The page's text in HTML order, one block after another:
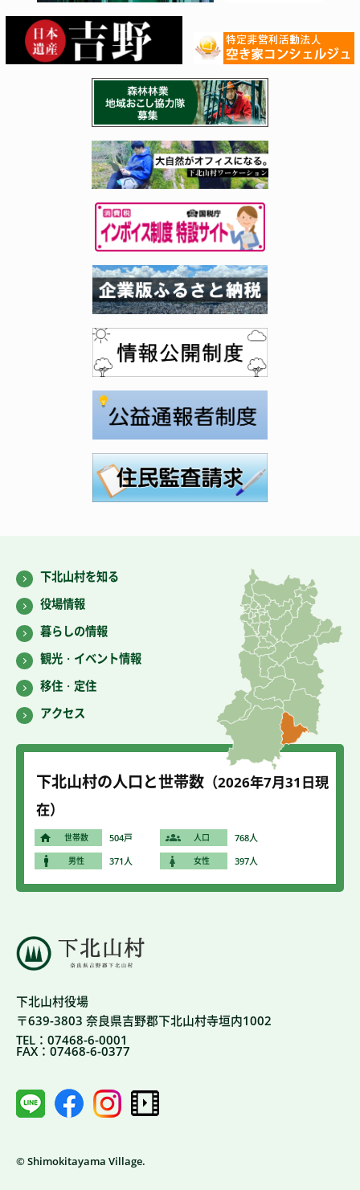
下北山村役場
〒639-3803 奈良県吉野郡下北山村寺垣内1002
TEL：07468-6-0001
FAX：07468-6-0377
© Shimokitayama Village.
下北山村を知る
役場情報
暮らしの情報
観光・イベント情報
移住・定住
アクセス
下北山村の人口と世帯数 （2026年7月31 日現
在）
世帯数 504戸 人口 768人
男性 371人 女性 397人